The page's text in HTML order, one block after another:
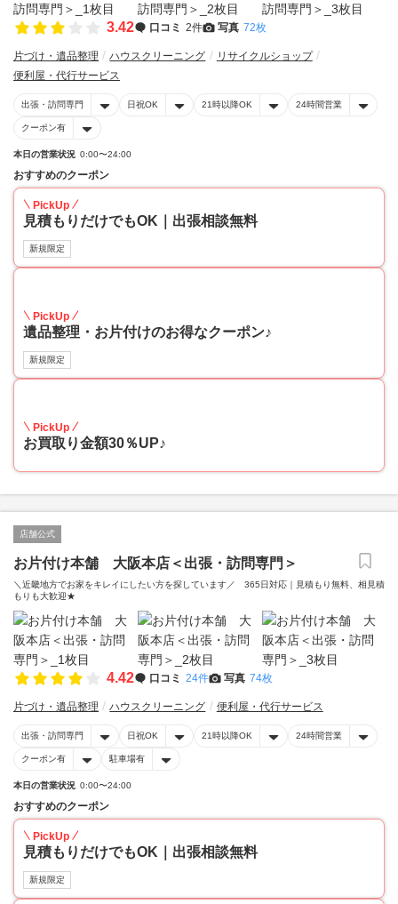
3.42 口コミ 2件 写真 72枚
片づけ・遺品整理 ハウスクリーニング
リサイクルショップ
便利屋・代行サービス
出張・訪問専門 日祝OK 21時以降OK 24時間営業
クーポン有
本日の営業状況 0:00〜24:00
おすすめのクーポン
PickUp
見積もりだけでもOK｜出張相談無料
新規限定
PickUp
遺品整理・お片付けのお得なクーポン♪
新規限定
PickUp
お買取り金額30％UP♪
店舗公式
お片付け本舗 大阪本店＜出張・訪問専門＞
＼近畿地方でお家をキレイにしたい方を探しています／ 365日対応｜見積もり無料、相見積
もりも大歓迎★
4.42 口コミ 24件 写真 74枚
片づけ・遺品整理 ハウスクリーニング 便利屋・代行サービス
出張・訪問専門 日祝OK 21時以降OK 24時間営業
クーポン有 駐車場有
本日の営業状況 0:00〜24:00
おすすめのクーポン
PickUp
見積もりだけでもOK｜出張相談無料
新規限定